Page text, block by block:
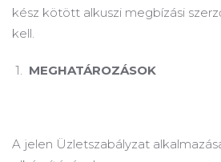
kész kötött alkuszi megbízási
kell.
1. MEGHATÁROZÁSOK
A jelen Üzletszabályzat